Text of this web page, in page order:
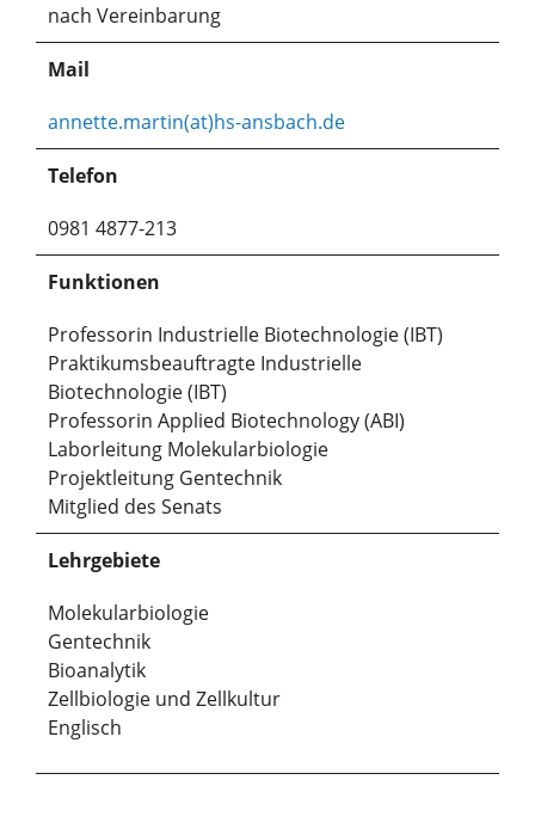
nach Vereinbarung
Mail
annette.martin(at)hs-ansbach.de
Telefon
0981 4877-213
Funktionen
Professorin Industrielle Biotechnologie (IBT)
Praktikumsbeauftragte Industrielle
Biotechnologie (IBT)
Professorin Applied Biotechnology (ABI)
Laborleitung Molekularbiologie
Projektleitung Gentechnik
Mitglied des Senats
Lehrgebiete
Molekularbiologie
Gentechnik
Bioanalytik
Zellbiologie und Zellkultur
Englisch